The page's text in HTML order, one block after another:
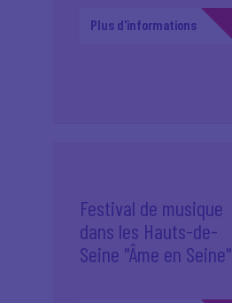
Plus d'informations
Festival de musique
dans les Hauts-de-
Seine "Âme en Seine"